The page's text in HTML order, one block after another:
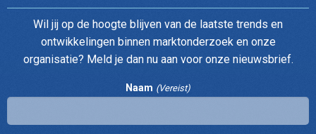
Wil jij op de hoogte blijven van de laatste trends en
ontwikkelingen binnen marktonderzoek en onze
organisatie? Meld je dan nu aan voor onze nieuwsbrief.
Naam (Vereist)